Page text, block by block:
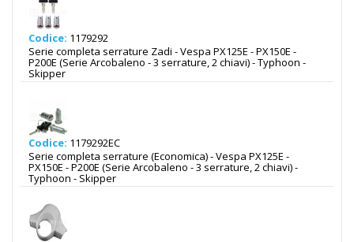
Codice: 1179292
Serie completa serrature Zadi - Vespa PX125E - PX150E -
P200E (Serie Arcobaleno - 3 serrature, 2 chiavi) - Typhoon -
Skipper
Codice: 1179292EC
Serie completa serrature (Economica) - Vespa PX125E -
PX150E - P200E (Serie Arcobaleno - 3 serrature, 2 chiavi) -
Typhoon - Skipper